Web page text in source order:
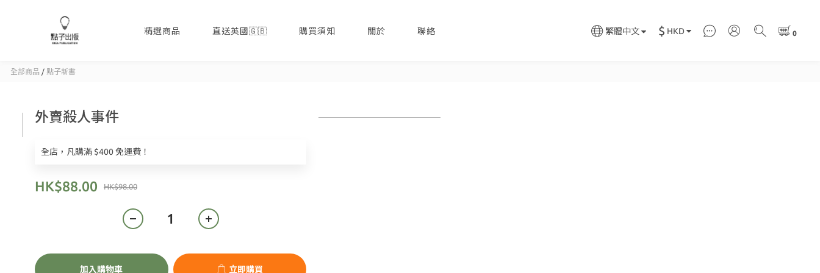
精選商品 直送英國🇬🇧 購買須知 關於 聯絡 繁體中文 $ HKD
全部商品 / 點子新書
外賣殺人事件
全店，凡購滿 $400 免運費！
HK$98.00
HK$88.00
加入購物車 立即購買